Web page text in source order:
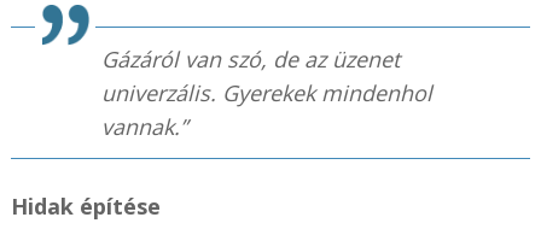
Gázáról van szó, de az üzenet
univerzális. Gyerekek mindenhol
vannak.”
Hidak építése